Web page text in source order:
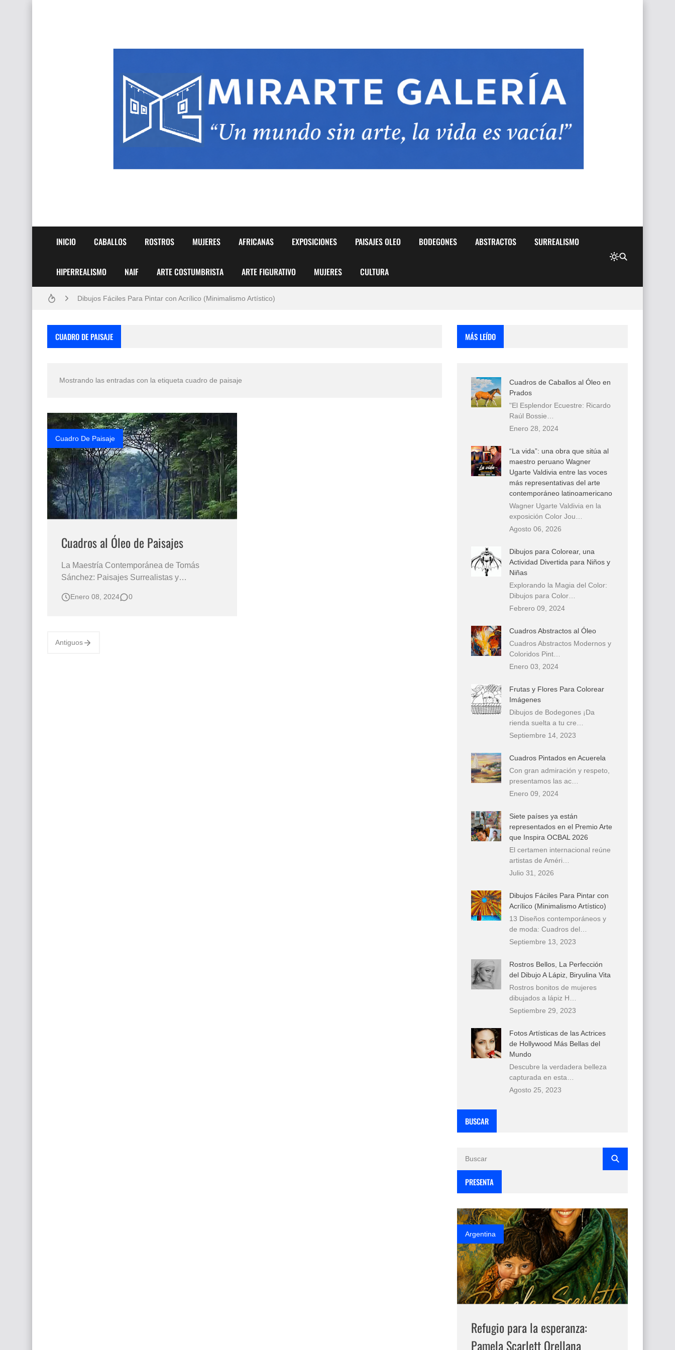
INICIO CABALLOS ROSTROS MUJERES AFRICANAS EXPOSICIONES PAISAJES OLEO BODEGONES ABSTRACTOS SURREALISMO
HIPERREALISMO NAIF ARTE COSTUMBRISTA ARTE FIGURATIVO MUJERES CULTURA
Frutas y Flores Para Colorear Imágenes
Dibujos para Colorear, una Actividad Divertida para Niños y Niñas
Dibujos Fáciles Para Pintar con Acrílico (Minimalismo Artístico)
Que significan los cuadros de negras africanas?
El mundo del arte en pintura surrealista
CUADRO DE PAISAJE
Mostrando las entradas con la etiqueta cuadro de paisaje
Cuadro De Paisaje
Cuadros al Óleo de Paisajes
La Maestría Contemporánea de Tomás
Sánchez: Paisajes Surrealistas y
paisajistas Tomas Sanchez (Cuba) VER
Enero 08, 2024 0
Antiguos
MÁS LEÍDO
Cuadros de Caballos al Óleo en
Prados
"El Esplendor Ecuestre: Ricardo
Raúl Bossie…
Enero 28, 2024
“La vida”: una obra que sitúa al
maestro peruano Wagner
Ugarte Valdivia entre las voces
más representativas del arte
contemporáneo latinoamericano
Wagner Ugarte Valdivia en la
exposición Color Jou…
Agosto 06, 2026
Dibujos para Colorear, una
Actividad Divertida para Niños y
Niñas
Explorando la Magia del Color:
Dibujos para Color…
Febrero 09, 2024
Cuadros Abstractos al Óleo
Cuadros Abstractos Modernos y
Coloridos Pint…
Enero 03, 2024
Frutas y Flores Para Colorear
Imágenes
Dibujos de Bodegones ¡Da
rienda suelta a tu cre…
Septiembre 14, 2023
Cuadros Pintados en Acuerela
Con gran admiración y respeto,
presentamos las ac…
Enero 09, 2024
Siete países ya están
representados en el Premio Arte
que Inspira OCBAL 2026
El certamen internacional reúne
artistas de Améri…
Julio 31, 2026
Dibujos Fáciles Para Pintar con
Acrílico (Minimalismo Artístico)
13 Diseños contemporáneos y
de moda: Cuadros del…
Septiembre 13, 2023
Rostros Bellos, La Perfección
del Dibujo A Lápiz, Biryulina Vita
Rostros bonitos de mujeres
dibujados a lápiz H…
Septiembre 29, 2023
Fotos Artísticas de las Actrices
de Hollywood Más Bellas del
Mundo
Descubre la verdadera belleza
capturada en esta…
Agosto 25, 2023
BUSCAR
PRESENTA
Argentina
Refugio para la esperanza:
Pamela Scarlett Orellana